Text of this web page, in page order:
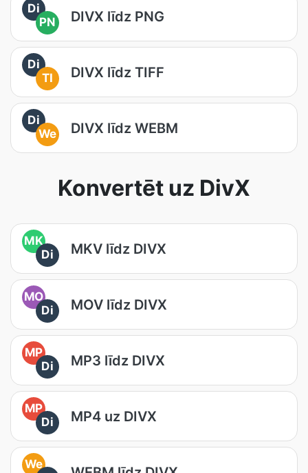
Di
PN
DIVX līdz PNG
Di
TI
DIVX līdz TIFF
Di
We
DIVX līdz WEBM
Konvertēt uz DivX
MK
Di
MKV līdz DIVX
MO
Di
MOV līdz DIVX
MP
Di
MP3 līdz DIVX
MP
Di
MP4 uz DIVX
We